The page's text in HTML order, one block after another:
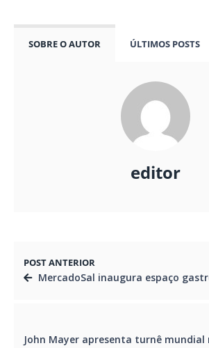
SOBRE O AUTOR ÚLTIMOS POSTS
editor
POST ANTERIOR
MercadoSal inaugura espaço gastronômico em